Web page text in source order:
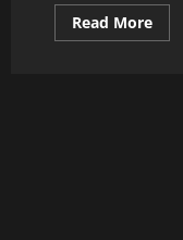
Read MoreRead
more